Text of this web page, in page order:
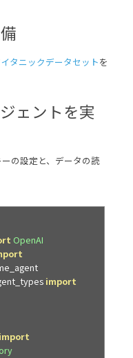
タニックデータセットを
ェントを実
の設定と、データの読
OpenAI
import
import